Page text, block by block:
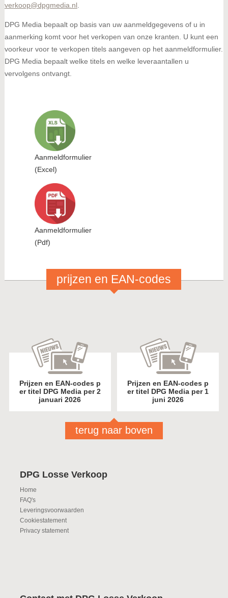
verkoop@dpgmedia.nl
DPG Media bepaalt op basis van uw aanmeldgegevens of u in
aanmerking komt voor het verkopen van onze kranten. U kunt een
voorkeur voor te verkopen titels aangeven op het aanmeldformulier.
DPG Media bepaalt welke titels en welke leveraantallen u
vervolgens ontvangt.
Aanmeldformulier
(Excel)
Aanmeldformulier
(Pdf)
prijzen en EAN-codes
Prijzen en EAN-codes p
er titel DPG Media per 2
januari 2026
Prijzen en EAN-codes p
er titel DPG Media per 1
juni 2026
terug naar boven
DPG Losse Verkoop
Home
FAQ's
Leveringsvoorwaarden
Cookiestatement
Privacy statement